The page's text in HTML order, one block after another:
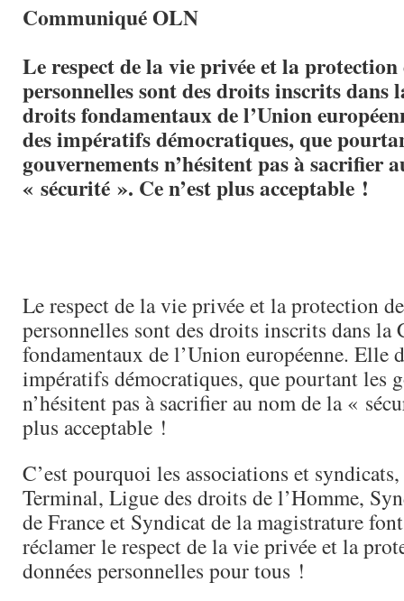
Communiqué OLN
Le respect de la vie privée et la protection
personnelles sont des droits inscrits dans
droits fondamentaux de l’Union
des impératifs démocratiques, que
gouvernements n’hésitent pas à sacrifier
« sécurité ». Ce n’est plus acceptable !
Le respect de la vie privée et la protection
personnelles sont des droits inscrits dans la
fondamentaux de l’Union européenne. Elle
impératifs démocratiques, que pourtant les
n’hésitent pas à sacrifier au nom de la «
plus acceptable !
C’est pourquoi les associations et
Terminal, Ligue des droits de l’Homme,
de France et Syndicat de la magistrature
réclamer le respect de la vie privée et la
données personnelles pour tous !